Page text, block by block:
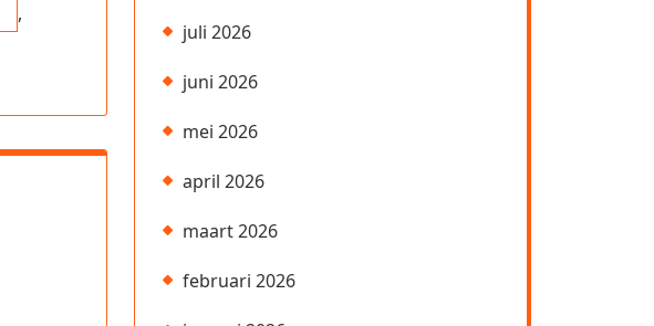
,
juli 2026
juni 2026
mei 2026
april 2026
maart 2026
februari 2026